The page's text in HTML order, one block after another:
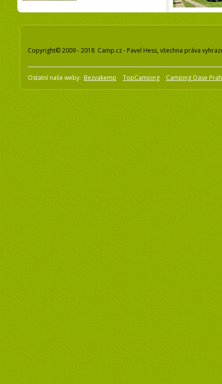
Copyright© 2009 - 2018 Camp.cz - Pavel Hess, všechna práva
Ostatní naše weby: Bezvakemp TopCamping Camping Oase